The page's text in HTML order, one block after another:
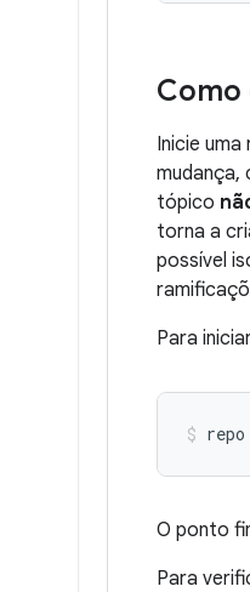
Inicie
mudança,
tópico
torna a
possível
Para
O ponto
Para